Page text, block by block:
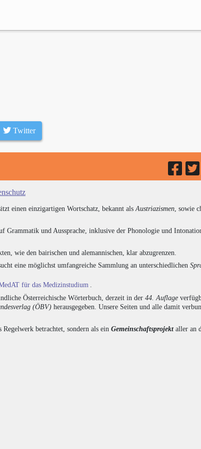
Twitter
einen einzigartigen Wortschatz, bekannt als Austriazismen , sowie
Grammatik und Aussprache, inklusive der Phonologie und
wie den bairischen und alemannischen, klar abzugrenzen.
eine möglichst umfangreiche Sammlung an unterschiedlichen
für das Medizinstudium
Österreichische Wörterbuch, derzeit in der 44. Auflage
(ÖBV) herausgegeben. Unsere Seiten und alle damit
betrachtet, sondern als ein Gemeinschaftsprojektaller an